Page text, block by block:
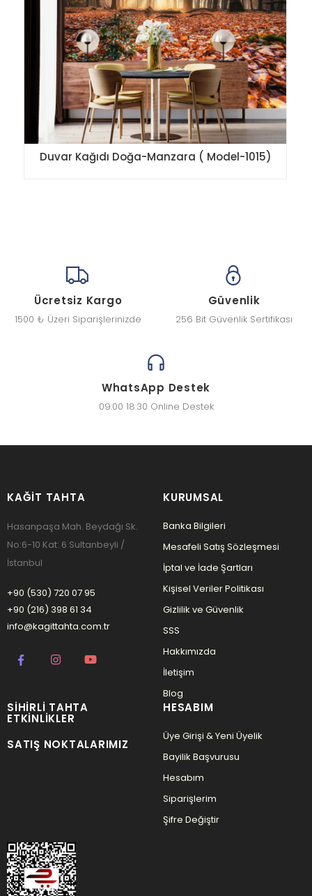
Duvar Kağıdı Doğa-Manzara ( Model-1015)
Ücretsiz Kargo
1500 ₺ Üzeri Siparişlerinizde
Güvenlik
256 Bit Güvenlik Sertifikası
WhatsApp Destek
09:00 18:30 Online Destek
KAĞIT TAHTA
Hasanpaşa Mah. Beydağı Sk.
No:6-10 Kat: 6 Sultanbeyli /
İstanbul
+90 (530) 720 07 95
+90 (216) 398 61 34
info@kagittahta.com.tr
KURUMSAL
Banka Bilgileri
Mesafeli Satış Sözleşmesi
İptal ve İade Şartları
Kişisel Veriler Politikası
Gizlilik ve Güvenlik
SSS
Hakkımızda
İletişim
Blog
SIHIRLI TAHTA
ETKINLIKLER
SATIŞ NOKTALARIMIZ
HESABIM
Üye Girişi & Yeni Üyelik
Bayilik Başvurusu
Hesabım
Siparişlerim
Şifre Değiştir